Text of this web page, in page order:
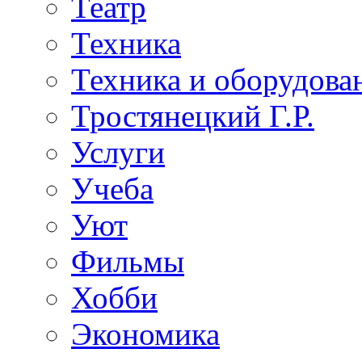
Театр
Техника
Техника и
Тростянецкий Г.Р.
Услуги
Учеба
Уют
Фильмы
Хобби
Экономика